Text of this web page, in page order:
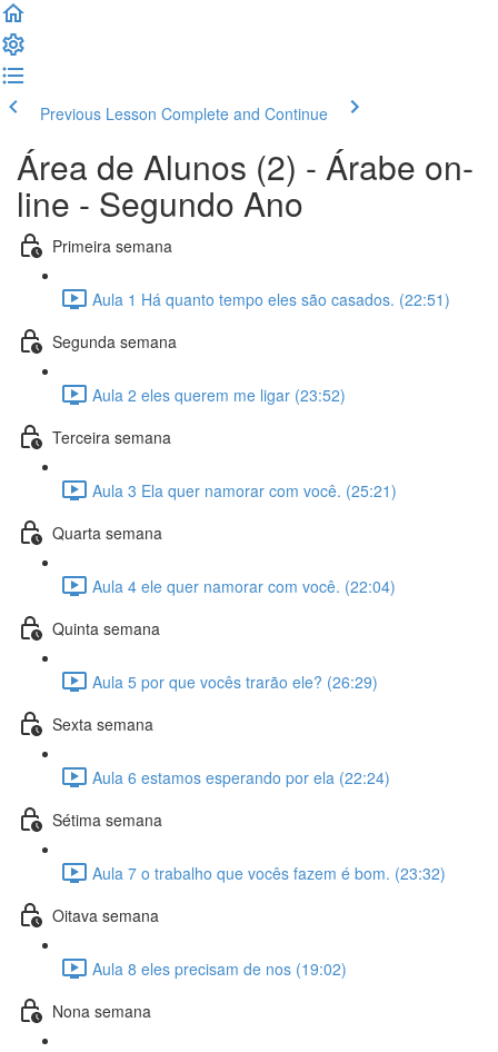
Previous Lesson Complete and Continue
Área de Alunos (2) - Árabe on-
line - Segundo Ano
Primeira semana
Aula 1 Há quanto tempo eles são casados. (22:51)
Segunda semana
Aula 2 eles querem me ligar (23:52)
Terceira semana
Aula 3 Ela quer namorar com você. (25:21)
Quarta semana
Aula 4 ele quer namorar com você. (22:04)
Quinta semana
Aula 5 por que vocês trarão ele? (26:29)
Sexta semana
Aula 6 estamos esperando por ela (22:24)
Sétima semana
Aula 7 o trabalho que vocês fazem é bom. (23:32)
Oitava semana
Aula 8 eles precisam de nos (19:02)
Nona semana